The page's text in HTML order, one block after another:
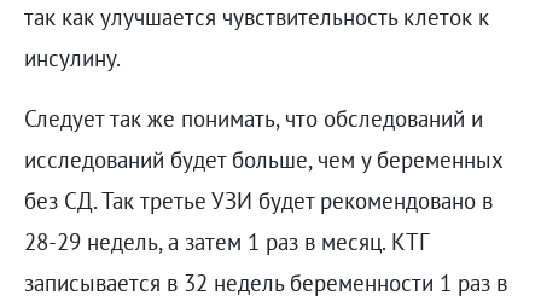
так как улучшается чувствительность клеток к
инсулину.
Следует так же понимать, что обследований и
исследований будет больше, чем у беременных
без СД. Так третье УЗИ будет рекомендовано в
28-29 недель, а затем 1 раз в месяц. КТГ
записывается в 32 недель беременности 1 раз в